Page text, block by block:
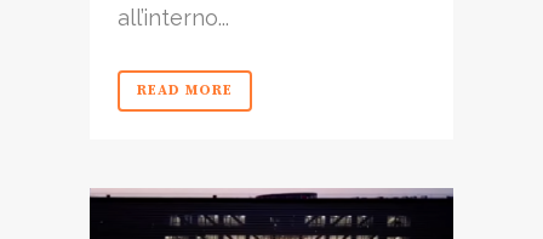
all’interno...
READ MORE